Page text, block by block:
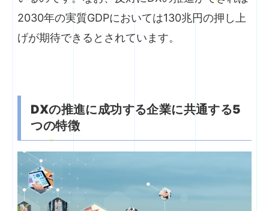
2030年の実質GDPにおいては130兆円の押し上
げが期待できるとされています。
DXの推進に成功する企業に共通する5
つの特徴